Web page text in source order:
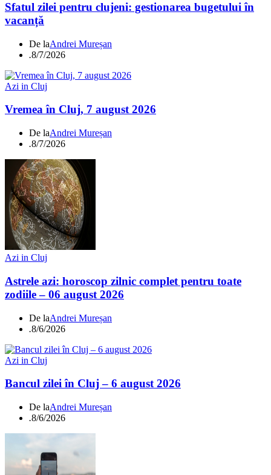
Sfatul zilei pentru clujeni: gestionarea bugetului în
vacanță
De laAndrei Mureșan
.8/7/2026
Azi in Cluj
Vremea în Cluj, 7 august 2026
De laAndrei Mureșan
.8/7/2026
Azi in Cluj
Astrele azi: horoscop zilnic complet pentru toate
zodiile – 06 august 2026
De laAndrei Mureșan
.8/6/2026
Azi in Cluj
Bancul zilei în Cluj – 6 august 2026
De laAndrei Mureșan
.8/6/2026